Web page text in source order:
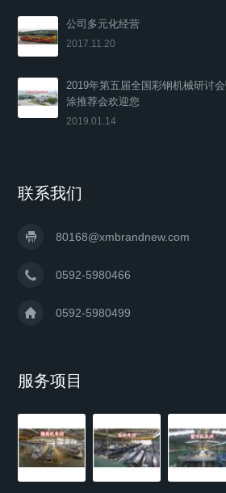
公司多元化经营
2017.11.20
2019年第五届全国彩钢机械研讨
涂推荐会欢迎您
2019.01.14
联系我们
80168@xmbrandnew.com
0592-5980466
0592-5980499
服务项目